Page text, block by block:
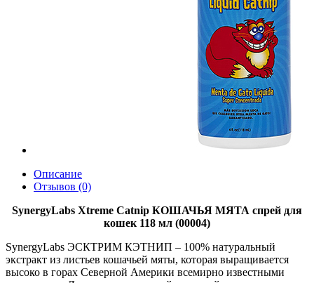
Описание
Отзывов (0)
SynergyLabs Xtreme Catnip КОШАЧЬЯ МЯТА спрей для
кошек 118 мл (00004)
SynergyLabs ЭСКТРИМ КЭТНИП – 100% натуральный
экстракт из листьев кошачьей мяты, которая выращивается
высоко в горах Северной Америки всемирно известными